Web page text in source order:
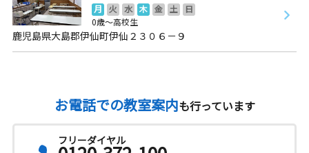
月 火 水 木 金 土
日
0歳～高校生
鹿児島県大島郡伊仙町伊仙２３０６－９
お電話での教室案内も行っています
フリーダイヤル